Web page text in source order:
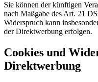
Sie können der künftigen
nach Maßgabe des Art. 21
Widerspruch kann
der Direktwerbung erfolgen.
Cookies und
Direktwerbung